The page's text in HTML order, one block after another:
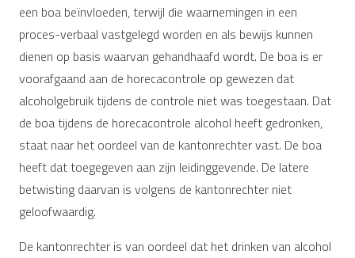
een boa beïnvloeden, terwijl die waarnemingen in een
proces-verbaal vastgelegd worden en als bewijs kunnen
dienen op basis waarvan gehandhaafd wordt. De boa is er
voorafgaand aan de horecacontrole op gewezen dat
alcoholgebruik tijdens de controle niet was toegestaan. Dat
de boa tijdens de horecacontrole alcohol heeft gedronken,
staat naar het oordeel van de kantonrechter vast. De boa
heeft dat toegegeven aan zijn leidinggevende. De latere
betwisting daarvan is volgens de kantonrechter niet
geloofwaardig.
De kantonrechter is van oordeel dat het drinken van alcohol